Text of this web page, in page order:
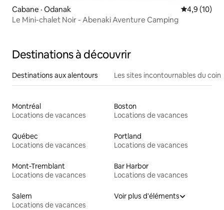
Cabane · Odanak Note
4,9 (10)
Le Mini-chalet Noir - Abenaki Aventure Camping
Destinations à découvrir
Destinations aux alentours Les sites incontournables du coin
Montréal
Locations de vacances
Boston
Locations de vacances
Québec
Locations de vacances
Portland
Locations de vacances
Mont-Tremblant
Locations de vacances
Bar Harbor
Locations de vacances
Salem
Locations de vacances
Voir plus d'éléments